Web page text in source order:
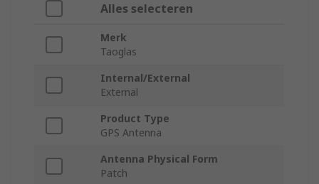
Alles selecteren
Merk
Taoglas
Internal/External
External
Product Type
GPS Antenna
Antenna Physical Form
Patch